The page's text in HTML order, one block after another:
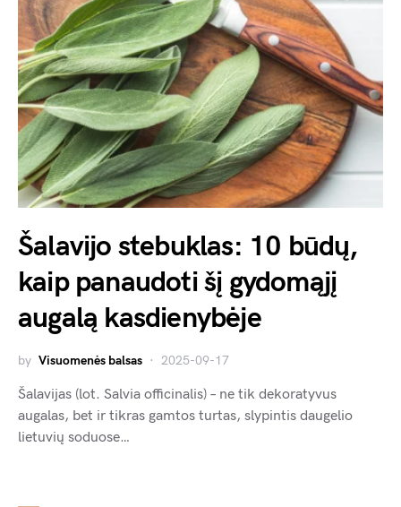
Šalavijo stebuklas: 10 būdų,
kaip panaudoti šį gydomąjį
augalą kasdienybėje
by Visuomenės balsas 2025-09-17
Šalavijas (lot. Salvia officinalis) – ne tik dekoratyvus
augalas, bet ir tikras gamtos turtas, slypintis daugelio
lietuvių soduose…